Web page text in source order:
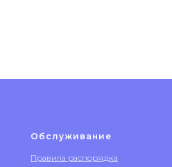
Обслуживание
Правила распорядка